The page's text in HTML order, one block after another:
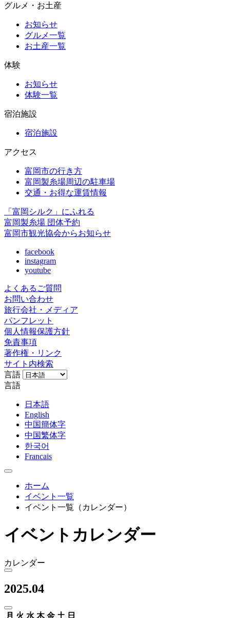
グルメ・お土産
お知らせ
グルメ一覧
お土産一覧
体験
お知らせ
体験一覧
宿泊施設
宿泊施設
アクセス
富岡市の行き方
富岡製糸場周辺の駐車場
交通・お得な運賃情報
「富岡シルク」にふれる
富岡製糸場 団体予約
富岡市観光協会からお知らせ
facebook
instagram
youtube
よくあるご質問
お問い合わせ
旅行会社・メディア
パンフレット
個人情報保護方針
免責事項
著作権・リンク
サイト内検索
言語
言語
日本語
English
中国簡体字
中国繁体字
한국어
Francais
ホーム
イベント一覧
イベント一覧（カレンダー）
イベントカレンダー
カレンダー
2025.04
月 火 水 木 金 土 日